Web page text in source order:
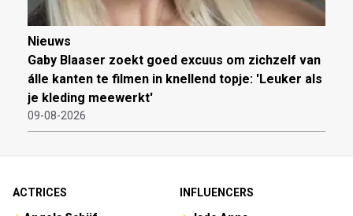
Nieuws
Gaby Blaaser zoekt goed excuus om zichzelf van
álle kanten te filmen in knellend topje: 'Leuker als
je kleding meewerkt'
09-08-2026
ACTRICES
INFLUENCERS